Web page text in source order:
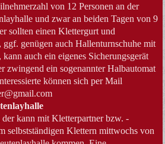
von 12 Personen an der
und zwar an beiden Tagen von 9
sollten einen Klettergurt und
genügen auch Hallenturnschuhe mit
auch ein eigenes Sicherungsgerät
zwingend ein sogenannter Halbautomat
können sich per Mail
kann mit Kletterpartner bzw. -
selbstständigen Klettern mittwochs von